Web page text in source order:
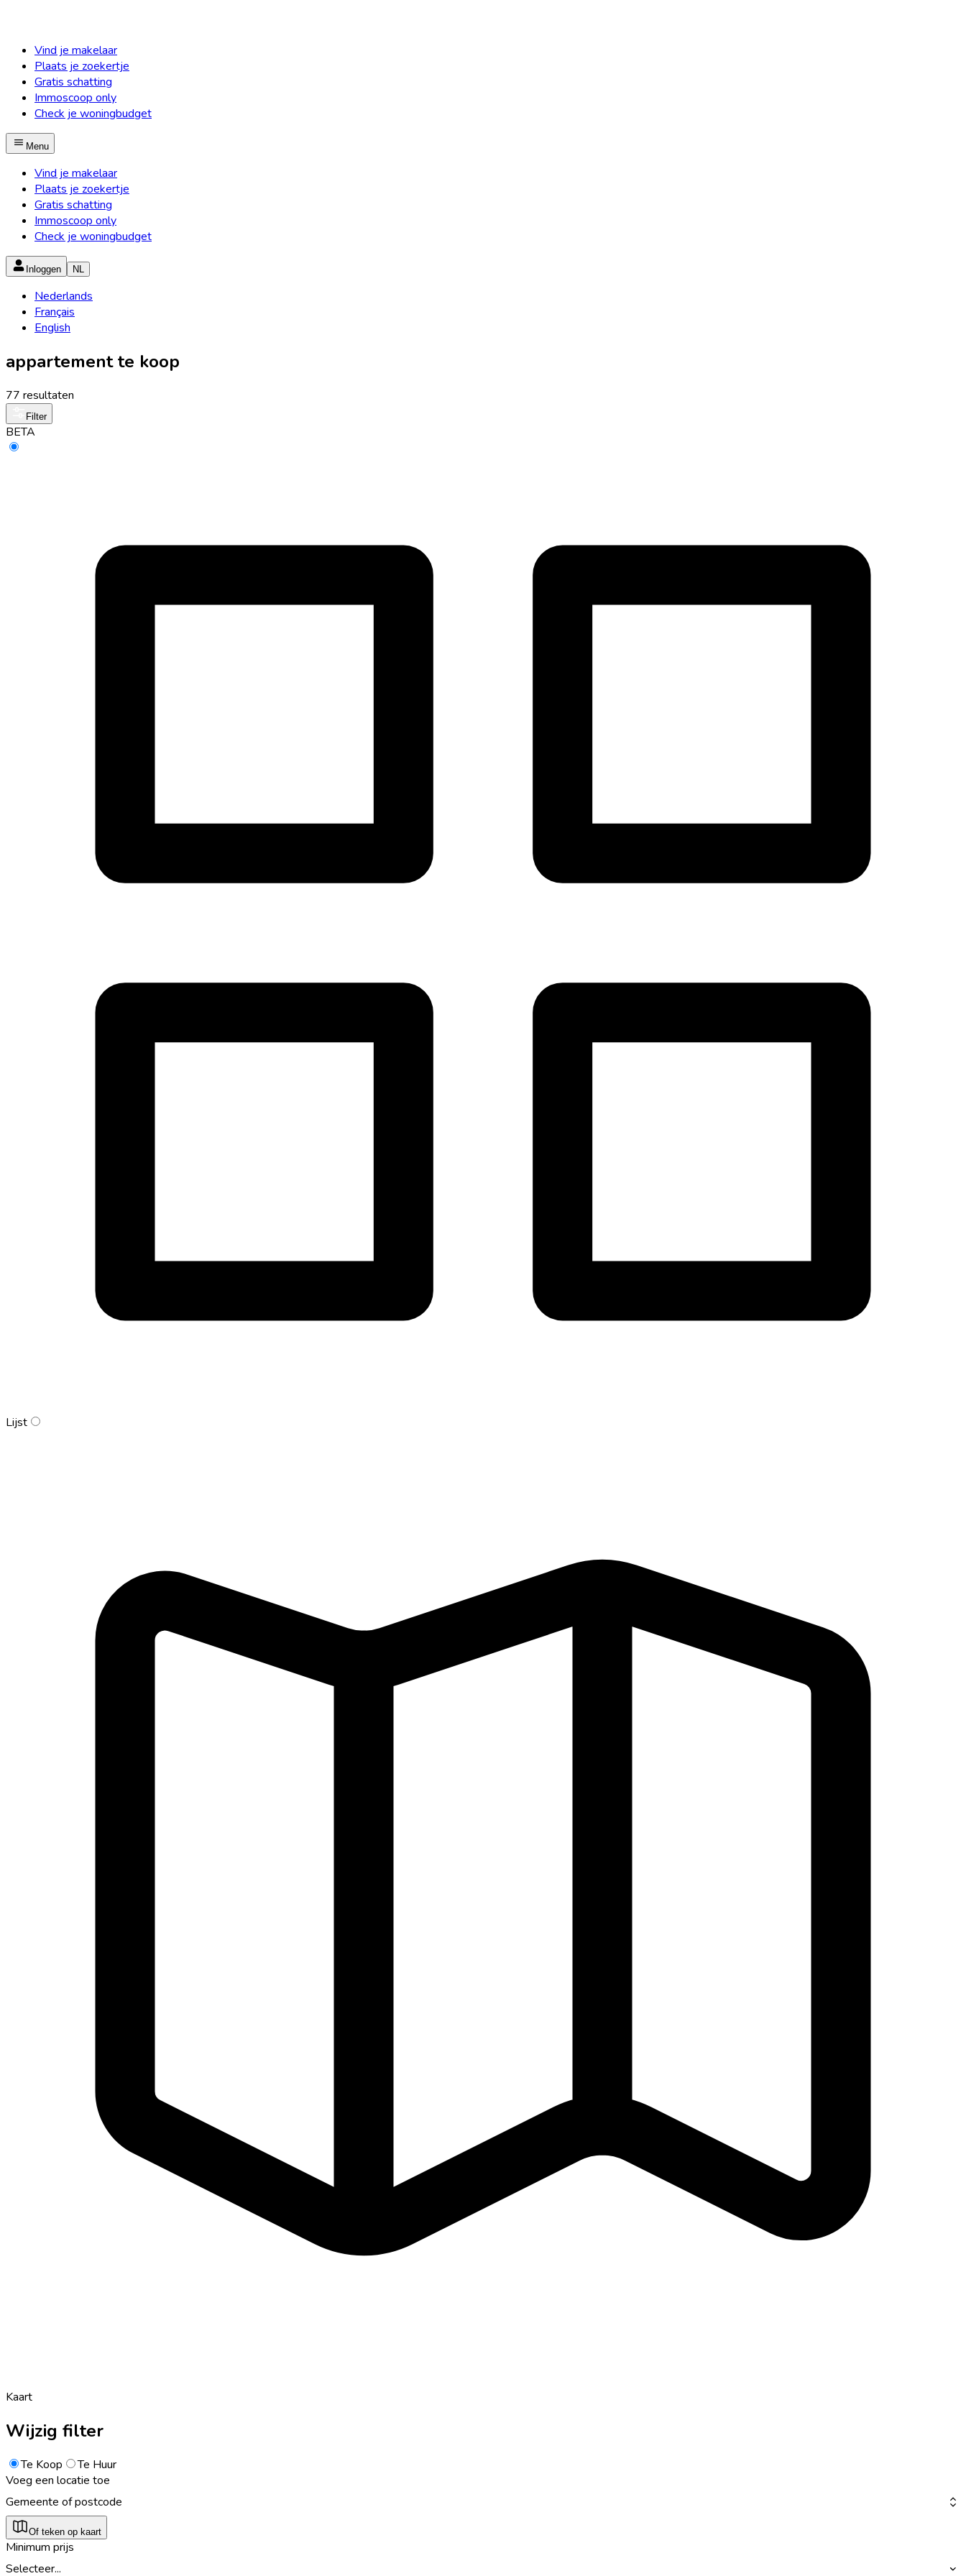
Vind je makelaar
Plaats je zoekertje
Gratis schatting
Immoscoop only
Check je woningbudget
Menu
Vind je makelaar
Plaats je zoekertje
Gratis schatting
Immoscoop only
Check je woningbudget
Inloggen NL
Nederlands
Français
English
appartement te koop
77 resultaten
Filter
BETA
Lijst
Kaart
Wijzig filter
Te Koop
Te Huur
Voeg een locatie toe
Gemeente of postcode
Of teken op kaart
Minimum prijs
Selecteer...